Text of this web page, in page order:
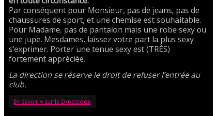
Par conséquent pour Monsieur, pas de jeans, pas de
chaussures de sport, et une chemise est souhaitable.
Pour Madame, pas de pantalon mais une robe sexy ou
une jupe. Mesdames, laissez votre part la plus sexy
s’exprimer. Porter une tenue sexy est (TRÈS)
fortement appréciée.
La direction se réserve le droit de refuser l’entrée au
club.
En savoir + sur le Dresscode